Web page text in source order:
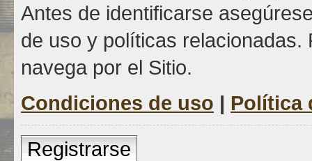
Antes de identificarse
de uso y políticas
navega por el Sitio.
Condiciones de uso | Política
Registrarse